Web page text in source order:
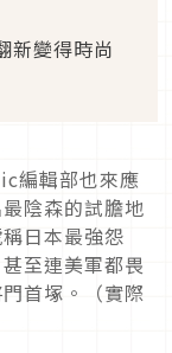
新變得時尚
編輯部也來應
陰森的試膽地
日本最強怨
至連美軍都畏
首塚。（實際